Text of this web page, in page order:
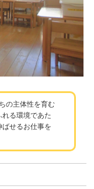
の主体性を育む
る環境であた
せるお仕事を